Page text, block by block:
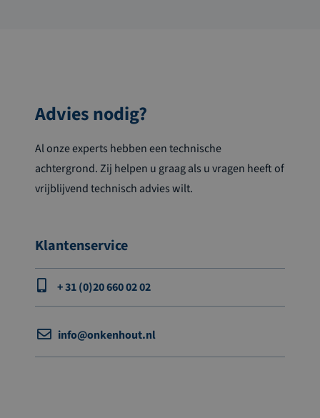
Advies nodig?
Al onze experts hebben een technische
achtergrond. Zij helpen u graag als u vragen heeft of
vrijblijvend technisch advies wilt.
Klantenservice
+ 31 (0)20 660 02 02
info@onkenhout.nl